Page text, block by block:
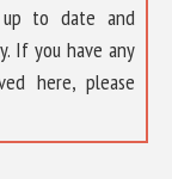
up to date and
If you have any
here, please